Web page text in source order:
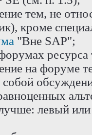
тем, не
кроме
"Вне SAP";
на форуме
левый или